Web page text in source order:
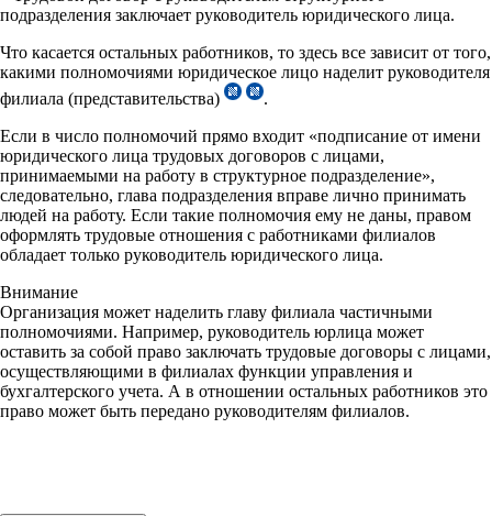
подразделения заключает руководитель юридического лица.
Что касается остальных работников, то здесь все зависит от того,
какими полномочиями юридическое лицо наделит руководителя
филиала (представительства)
.
Если в число полномочий прямо входит «подписание от имени
юридического лица трудовых договоров с лицами,
принимаемыми на работу в структурное подразделение»,
следовательно, глава подразделения вправе лично принимать
людей на работу. Если такие полномочия ему не даны, правом
оформлять трудовые отношения с работниками филиалов
обладает только руководитель юридического лица.
Внимание
Организация может наделить главу филиала частичными
полномочиями. Например, руководитель юрлица может
оставить за собой право заключать трудовые договоры с лицами,
осуществляющими в филиалах функции управления и
бухгалтерского учета. А в отношении остальных работников это
право может быть передано руководителям филиалов.